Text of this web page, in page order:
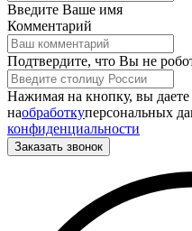
Введите Ваше имя
Комментарий
Подтвердите, что Вы не
Нажимая на кнопку, вы даете
наобработкуперсональных
конфиденциальности
Заказать звонок